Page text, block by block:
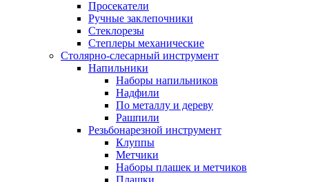
Просекатели
Ручные заклепочники
Стеклорезы
Степлеры механические
Столярно-слесарный инструмент
Напильники
Наборы напильников
Надфили
По металлу и дереву
Рашпили
Резьбонарезной инструмент
Клуппы
Метчики
Наборы плашек и метчиков
Плашки